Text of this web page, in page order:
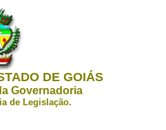
DE GOIÁS
Governadoria
de Legislação.